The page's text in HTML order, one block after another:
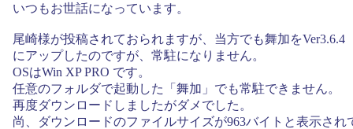
いつもお世話になっています。
尾崎様が投稿されておられますが、当方でも舞加をVer3.6.4
にアップしたのですが、常駐になりません。
OSはWin XP PRO です。
任意のフォルダで起動した「舞加」でも常駐できません。
再度ダウンロードしましたがダメでした。
尚、ダウンロードのファイルサイズが963バイトと表示され